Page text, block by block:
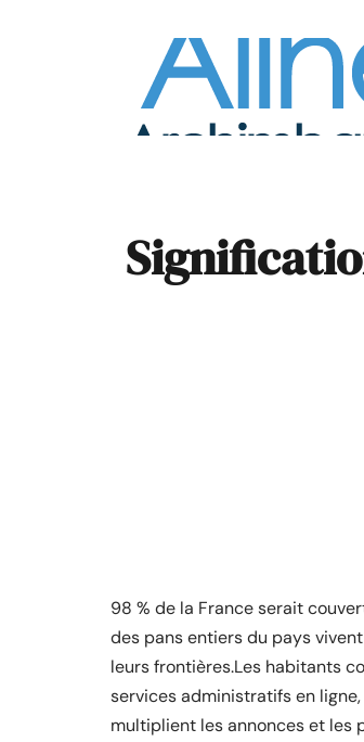
98 % de la France serait
des pans entiers du pays
leurs frontières.Les habitants
services administratifs en
multiplient les annonces et les